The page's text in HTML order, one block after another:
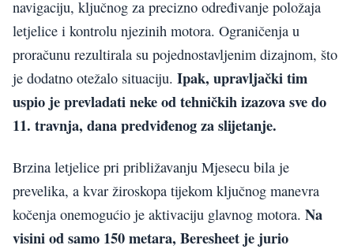
navigaciju, ključnog za precizno određivanje položaja
letjelice i kontrolu njezinih motora. Ograničenja u
proračunu rezultirala su pojednostavljenim dizajnom, što
je dodatno otežalo situaciju. Ipak, upravljački tim
uspio je prevladati neke od tehničkih izazova sve do
11. travnja, dana predviđenog za slijetanje.
Brzina letjelice pri približavanju Mjesecu bila je
prevelika, a kvar žiroskopa tijekom ključnog manevra
kočenja onemogućio je aktivaciju glavnog motora. Na
visini od samo 150 metara, Beresheet je jurio